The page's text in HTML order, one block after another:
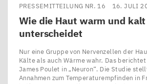
PRESSEMITTEILUNG NR. 16 16. JULI
Wie die Haut warm und kalt
unterscheidet
Nur eine Gruppe von Nervenzellen der
Kälte als auch Wärme wahr. Das berichtet
James Poulet in ​„Neuron“. Die Studie
Annahmen zum Temperaturempfinden in